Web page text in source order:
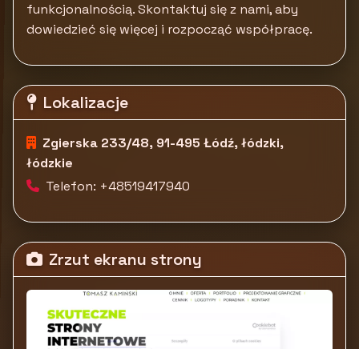
funkcjonalnością. Skontaktuj się z nami, aby
dowiedzieć się więcej i rozpocząć współpracę.
Lokalizacje
Zgierska 233/48, 91-495 Łódź, łódzki,
łódzkie
Telefon: +48519417940
Zrzut ekranu strony